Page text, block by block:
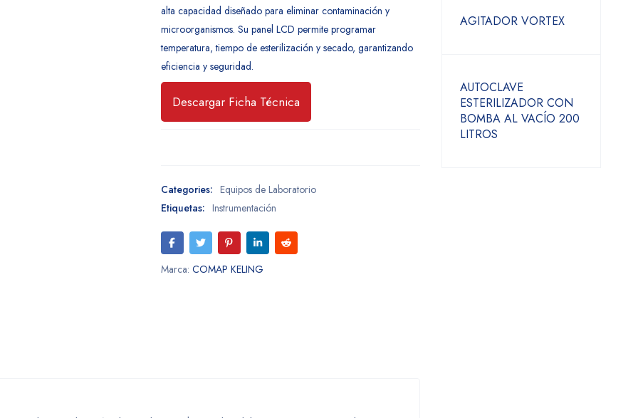
alta capacidad diseñado para eliminar contaminación y
microorganismos. Su panel LCD permite programar
temperatura, tiempo de esterilización y secado, garantizando
eficiencia y seguridad.
Descargar Ficha Técnica
Categories: Equipos de Laboratorio
Etiquetas: Instrumentación
Marca: COMAP KELING
AGITADOR VORTEX
AUTOCLAVE
ESTERILIZADOR CON
BOMBA AL VACÍO 200
LITROS